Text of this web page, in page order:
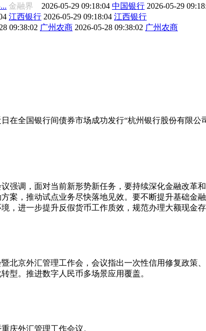
金融界 2026-05-29 09:18:04 中国银行 2026-05-29
江西银行 2026-05-29 09:18:04 江西银行
09:38:02 广州农商 2026-05-28 09:38:02 广州农商
在全国银行间债券市场成功发行“杭州银行股份有限公
强调，面对当前新形势新任务，要持续深化金融改革
案，推动试点业务尽快落地见效。要不断提升基础金
，进一步提升反假货币工作质效，规范办理大额现金
北京外汇管理工作会，会议指出一次性信用修复政策
型。推进数字人民币多场景应用覆盖。
庆外汇管理工作会议。